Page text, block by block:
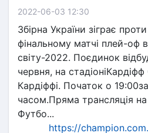
2022-06-03 12:30
Збірна України зіграє
фінальному матчі плей-оф
світу-2022. Поєдинок
червня, на
Кардіффі. Початок о
часом.Пряма трансляція
Футбо...
https://